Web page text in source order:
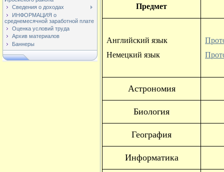
Сведения о доходах
ИНФОРМАЦИЯ о
среднемесячной заработной плате
Оценка условий труда
Архив материалов
Баннеры
Предмет
Английский язык
Немецкий язык
Астрономия
Биология
География
Информатика